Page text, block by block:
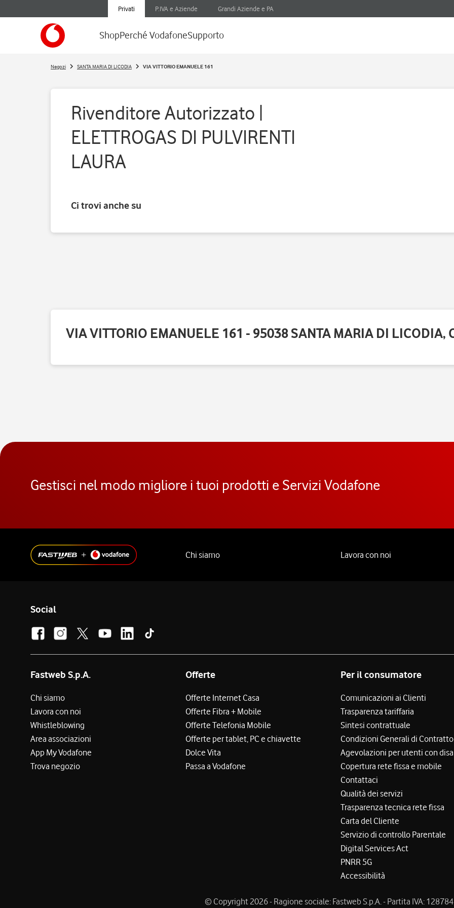
Privati P.IVA e Aziende Grandi Aziende e PA
ShopPerché VodafoneSupporto
Negozi SANTA MARIA DI LICODIA VIA VITTORIO EMANUELE 161
Rivenditore Autorizzato |
ELETTROGAS DI PULVIRENTI
LAURA
Ci trovi anche su
VIA VITTORIO EMANUELE 161 - 95038 SANTA MARIA DI LICODIA,
Gestisci nel modo migliore i tuoi prodotti e Servizi Vodafone
Chi siamo Lavora con noi
Social
Fastweb S.p.A.
Chi siamo
Lavora con noi
Whistleblowing
Area associazioni
App My Vodafone
Trova negozio
Offerte
Offerte Internet Casa
Offerte Fibra + Mobile
Offerte Telefonia Mobile
Offerte per tablet, PC e chiavette
Dolce Vita
Passa a Vodafone
Per il consumatore
Comunicazioni ai Clienti
Trasparenza tariffaria
Sintesi contrattuale
Condizioni Generali di Contratto
Agevolazioni per utenti con
Copertura rete fissa e mobile
Contattaci
Qualità dei servizi
Trasparenza tecnica rete fissa
Carta del Cliente
Servizio di controllo Parentale
Digital Services Act
PNRR 5G
Accessibilità
© Copyright 2026 - Ragione sociale: Fastweb S.p.A. - Partita IVA: